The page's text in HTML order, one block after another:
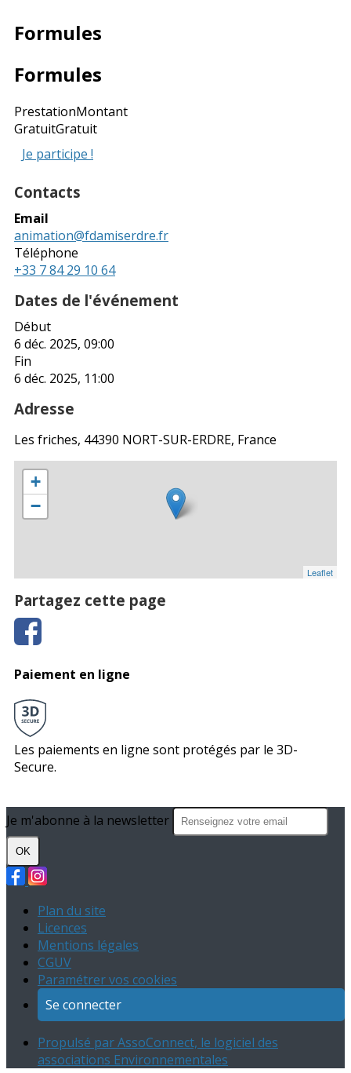
Formules
Formules
PrestationMontant
GratuitGratuit
Je participe !
Contacts
Email
animation@fdamiserdre.fr
Téléphone
+33 7 84 29 10 64
Dates de l'événement
Début
6 déc. 2025, 09:00
Fin
6 déc. 2025, 11:00
Adresse
Les friches, 44390 NORT-SUR-ERDRE, France
+
−
Leaflet
Partagez cette page
Paiement en ligne
Les paiements en ligne sont protégés par le 3D-
Secure.
Je m'abonne à la newsletter
OK
Plan du site
Licences
Mentions légales
CGUV
Paramétrer vos cookies
Se connecter
Propulsé par AssoConnect, le logiciel des
associations Environnementales